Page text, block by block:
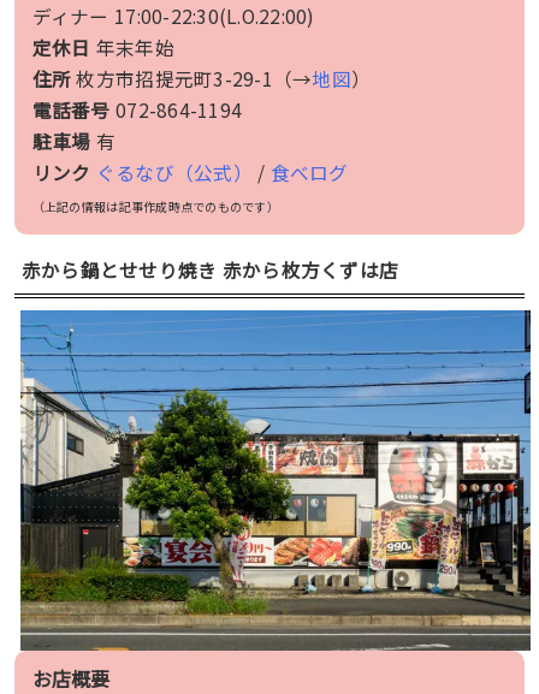
ディナー 17:00-22:30(L.O.22:00)
定休日 年末年始
住所枚方市招提元町3-29-1（→地図）
電話番号 072-864-1194
駐車場 有
リンク ぐるなび（公式） / 食べログ
（上記の情報は記事作成時点でのものです）
赤から鍋とせせり焼き 赤から枚方くずは店
お店概要